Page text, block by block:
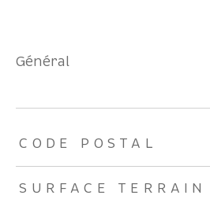
général
TRAD_ZEPHYR_Caracteristique
CODE POSTAL
SURFACE TERRAIN